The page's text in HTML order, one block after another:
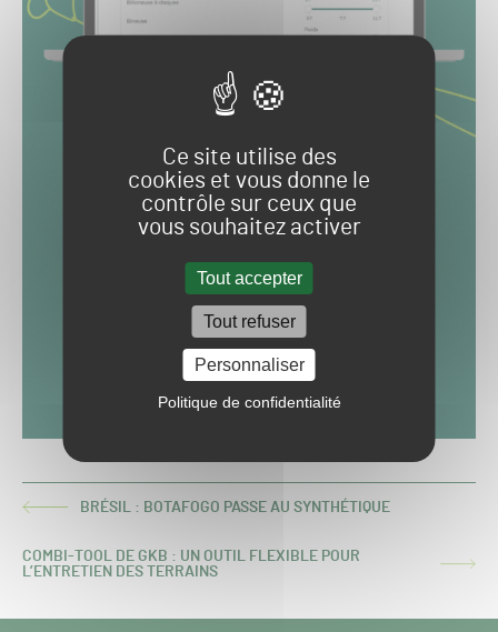
Ce site utilise des
cookies et vous donne le
contrôle sur ceux que
vous souhaitez activer
Tout accepter
Tout refuser
Personnaliser
Politique de confidentialité
ARTICLEBRÉSIL : BOTAFOGO PASSE AU SYNTHÉTIQUE
ARTICLE
COMBI-TOOL DE GKB : UN OUTIL FLEXIBLE POUR
L’ENTRETIEN DES TERRAINS